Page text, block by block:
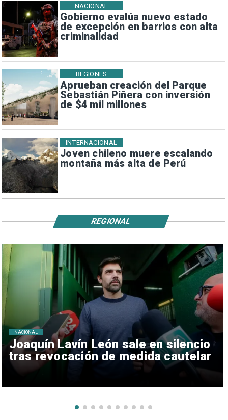
Gobierno evalúa nuevo estado
de excepción en barrios con alta
criminalidad
NACIONAL
Aprueban creación del Parque
Sebastián Piñera con inversión
de $4 mil millones
REGIONES
Joven chileno muere escalando
montaña más alta de Perú
INTERNACIONAL
Joaquín Lavín León sale en silencio
tras revocación de medida cautelar
NACIONAL
REGIONAL